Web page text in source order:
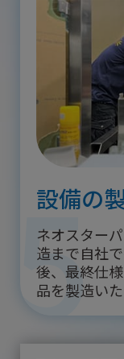
5
設備の
ネオスター
造まで自社
後、最終仕
品を製造いた